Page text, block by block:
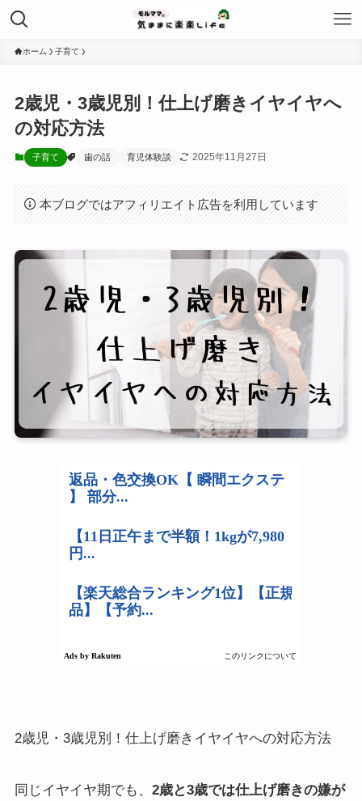
ホーム 子育て
2歳児・3歳児別！仕上げ磨きイヤイヤへ
の対応方法
子育て 歯の話 育児体験談 2025年11月27日
本ブログではアフィリエイト広告を利用しています
2歳児・3歳児別！仕上げ磨きイヤイヤへの対応方法
同じイヤイヤ期でも、 2歳と3歳では仕上げ磨きの嫌が